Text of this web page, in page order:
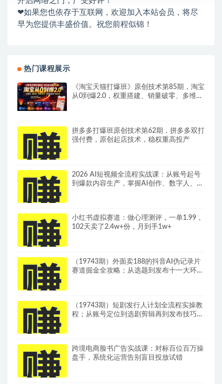
❤如果您也依存于互联网，欢迎加入本站会员，将尽
早为您提供丰盛价值。祝您前程似锦！
热门课程展示
《淘宝天猫打爆班》原创技术第85期，淘宝
从0到爆2.0，权重搭建、销量破零、多维组
拼多多打爆班原创技术第62期，拼多多双打
强付费，原创起店技术，稳权重高投产
2026 AI短视频全流程实战课：从账号起号
到爆款内容生产，掌握AI创作、数字人、带
小红书虚拟赛道：做心理测评，一单1.99，
102天卖了2.4w+份，月到手1w+
（19743期）外面卖188的抖音AI伪记录片
赛道掘金全攻略；从选题到发布十一大环节
（19743期）短剧发行人计划全流程实操教
程；从账号定位到选剧剪辑再到发布技巧，
跨境电商脸书广告实战课：对标百位百万操
盘手，系统化运营告别盲目投放试错